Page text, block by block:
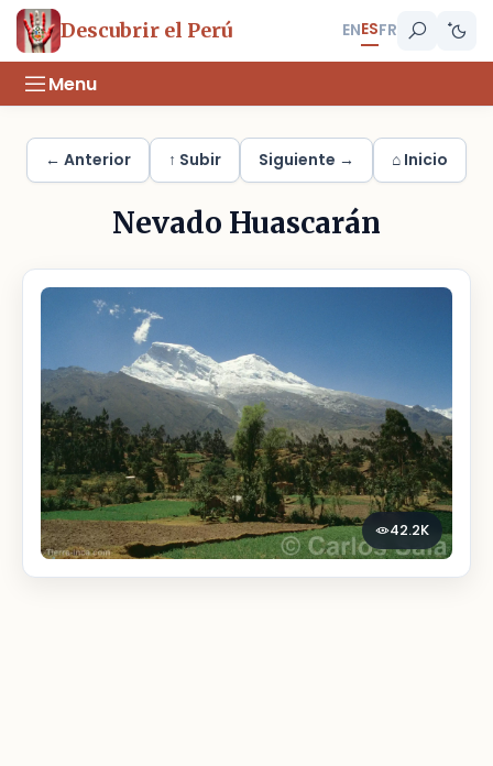
Descubrir el Perú ENESFR
Menu
← Anterior ↑ Subir Siguiente → ⌂ Inicio
Nevado Huascarán
42.2K